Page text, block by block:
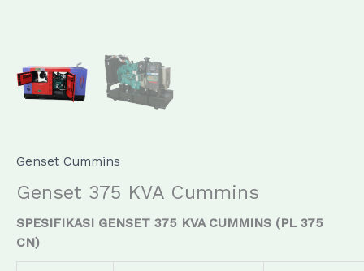
Genset Cummins
Genset 375 KVA Cummins
SPESIFIKASI GENSET 375 KVA CUMMINS (PL 375
CN)